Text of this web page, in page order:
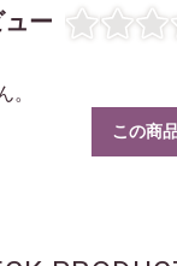
続ける カート
ー
。
この商